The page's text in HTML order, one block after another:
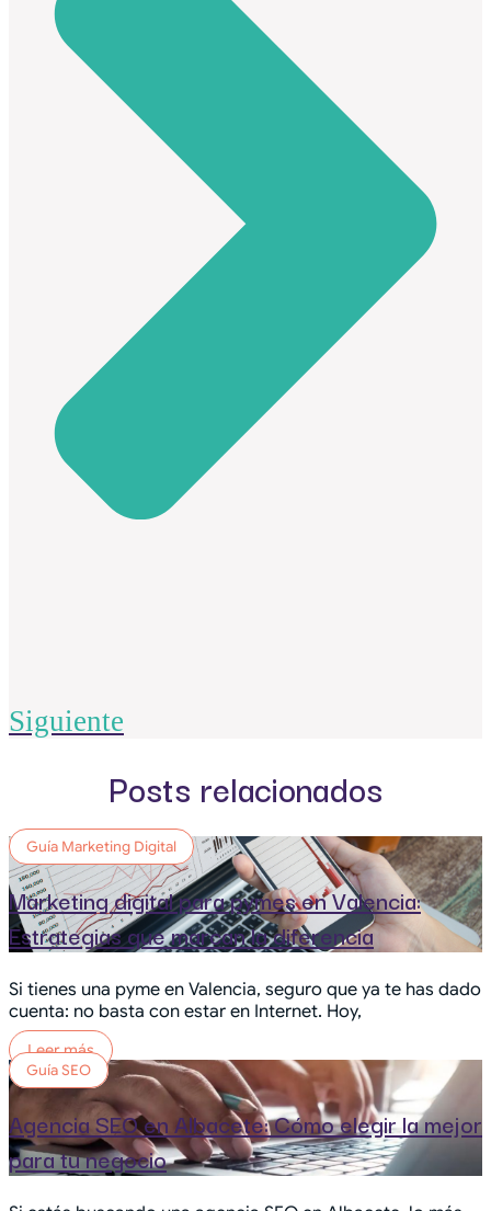
Siguiente
Posts relacionados
Guía Marketing Digital
Marketing digital para pymes en Valencia:
Estrategias que marcan la diferencia
Si tienes una pyme en Valencia, seguro que ya te has dado
cuenta: no basta con estar en Internet. Hoy,
Leer más
Guía SEO
Agencia SEO en Albacete: Cómo elegir la mejor
para tu negocio